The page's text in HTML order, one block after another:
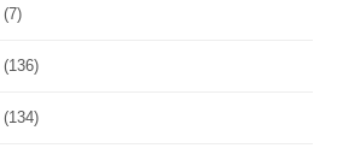
(7)
(136)
(134)